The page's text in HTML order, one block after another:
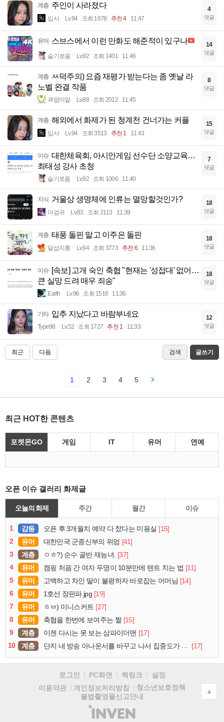
계층 주인이 사라졌다
입사 Lv.94 조회 1678 추천 4 11:47
4
댓글
유머 스브스에서 이런 만화도 해준적이 있구나
슬기로움 Lv.92 조회 1401 11:46
14
댓글
계층 ㅆ덕주의) 요즘 재평가 받는다는 좀 옛날 라
노벨 완결 작품
큐땁이알 Lv.88 조회 2012 11:45
8
댓글
계층 해외에서 화제가 된 청계천 건너가는 커플
입사 Lv.94 조회 3513 추천 1 11:43
15
댓글
이슈 대한체육회, 아시안게임 선수단 소양교육…
최태성 강사 초청
슬기로움 Lv.92 조회 1006 11:40
7
댓글
지식 거울상 생명체에 인류는 멸망할것인가?
마검귀 Lv.83 조회 2113 11:39
18
댓글
계층 태풍 돌핀 말고 이주은 돌핀
달섭지롱 Lv.94 조회 3773 추천 6 11:36
18
댓글
이슈 [속보] 고개 숙인 축협 "현재는 '성접대' 없어…
큰 실망 드려 매우 죄송"
Earth Lv.96 조회 1516 11:36
18
댓글
기타 입추 지났다고 바람부네요
Type98 Lv.52 조회 1727 추천 1 11:33
12
댓글
최근 다음 검색 글쓰기
1 2 3 4 5
최근 HOT한 콘텐츠
포켓몬GO 게임 IT 유머 연예
오픈 이슈 갤러리 화제글
오늘의 화제 주간 월간 이슈
1 감동 오픈 후 3개월치 예약 다 찼다는 미용실 [15]
2
유머 대한민국 군종신부의 위엄 [41]
3
계층 ㅇㅎ?) 순수 골반 재능녀. [37]
4
유머 캠핑 처음 간 여자 두명이 10분만에 텐트 치는 법 [11]
5
유머 고백하고 차인 딸이 불평하자 바로잡는 어머님 [14]
6
유머 1호선 장판파.jpg [19]
7
유머 ㅎㅂ) 미니스커트 [27]
8
유머 축협을 한번에 보여주는 짤 [15]
9
계층 이젠 다시는 못 보는 삼파이더맨 [17]
10
계층 단지 내 방송 아나운서를 바꾸고 나서 집중도가 확 올라갔다는 한 아파트의 안내방송 [17]
로그인 PC화면 퀵링크
설정
이용약관
개인정보처리방침
청소년보호정책
불법촬영물신고안내
(주)
인
▲